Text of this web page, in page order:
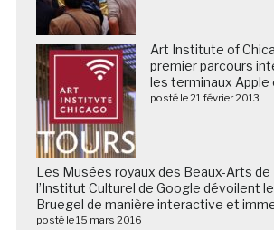
Art Institute of
premier parcours
les terminaux Apple
posté le 21 février 2013
Les Musées royaux des Beaux-Arts
l’Institut Culturel de Google dévoilent
Bruegel de manière interactive et
posté le 15 mars 2016